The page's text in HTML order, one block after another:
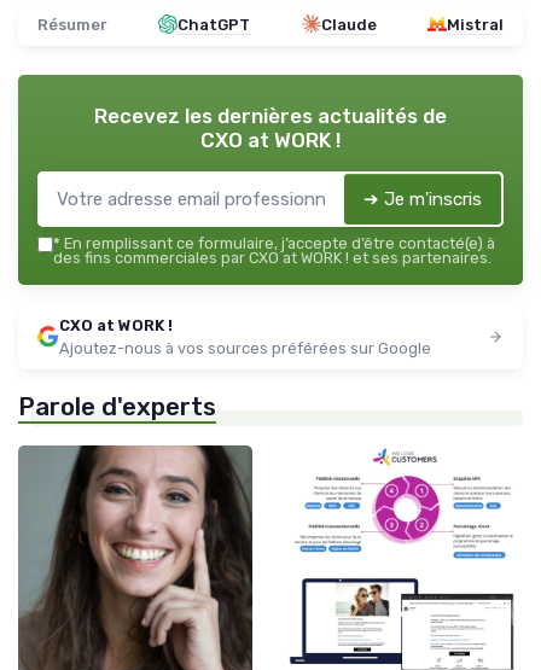
Résumer ChatGPT Claude Mistral
Recevez les dernières actualités de
CXO at WORK !
➔ Je m'inscris
* En remplissant ce formulaire, j’accepte d’être contacté(e) à
des fins commerciales par CXO at WORK ! et ses partenaires.
CXO at WORK !
Ajoutez-nous à vos sources préférées sur Google
Parole d'experts